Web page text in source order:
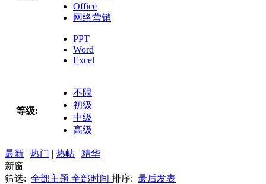
Office
网络营销
PPT
Word
Excel
等级:
不限
初级
中级
高级
最新 | 热门 | 热帖 | 精华
新窗
筛选: 全部主题 全部时间 排序: 最后发表